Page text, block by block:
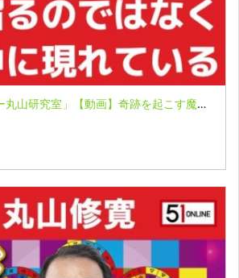
第６５回「ドクター丸山研究室」【動画】奇跡を起こす魔法のループ セミナー ③